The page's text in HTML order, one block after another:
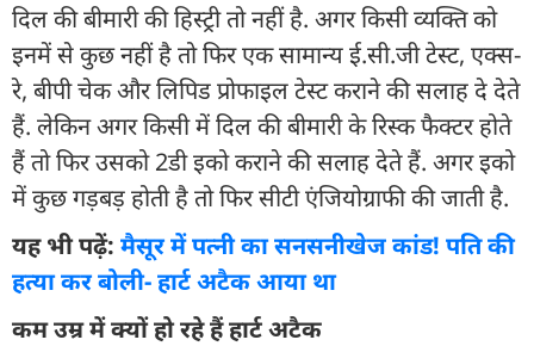
दिल की बीमारी की हिस्ट्री तो नहीं है. अगर किसी व्यक्ति को
इनमें से कुछ नहीं है तो फिर एक सामान्य ई.सी.जी टेस्ट, एक्स-
रे, बीपी चेक और लिपिड प्रोफाइल टेस्ट कराने की सलाह दे देते
हैं. लेकिन अगर किसी में दिल की बीमारी के रिस्क फैक्टर होते
हैं तो फिर उसको 2डी इको कराने की सलाह देते हैं. अगर इको
में कुछ गड़बड़ होती है तो फिर सीटी एंजियोग्राफी की जाती है.
यह भी पढ़ें: मैसूर में पत्नी का सनसनीखेज कांड! पति की
हत्या कर बोली- हार्ट अटैक आया था
कम उम्र में क्यों हो रहे हैं हार्ट अटैक